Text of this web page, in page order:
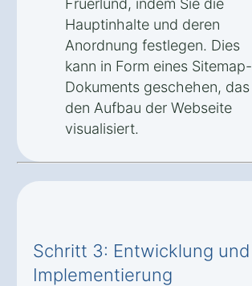
Hauptinhalte und deren
Anordnung festlegen. Dies
kann in Form eines Sitemap-
Dokuments geschehen, das
den Aufbau der Webseite
visualisiert.
Schritt 3: Entwicklung und
Implementierung